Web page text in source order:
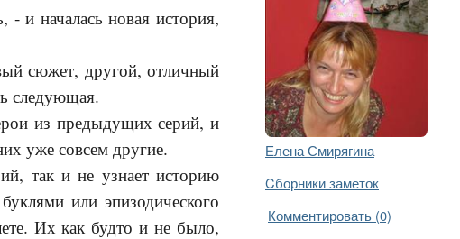
- и началась новая история,
сюжет, другой, отличный
следующая.
из предыдущих серий, и
уже совсем другие.
так и не узнает историю
или эпизодического
Их как будто и не было,
Елена Смирягина
Cборники заметок
Комментировать (0)